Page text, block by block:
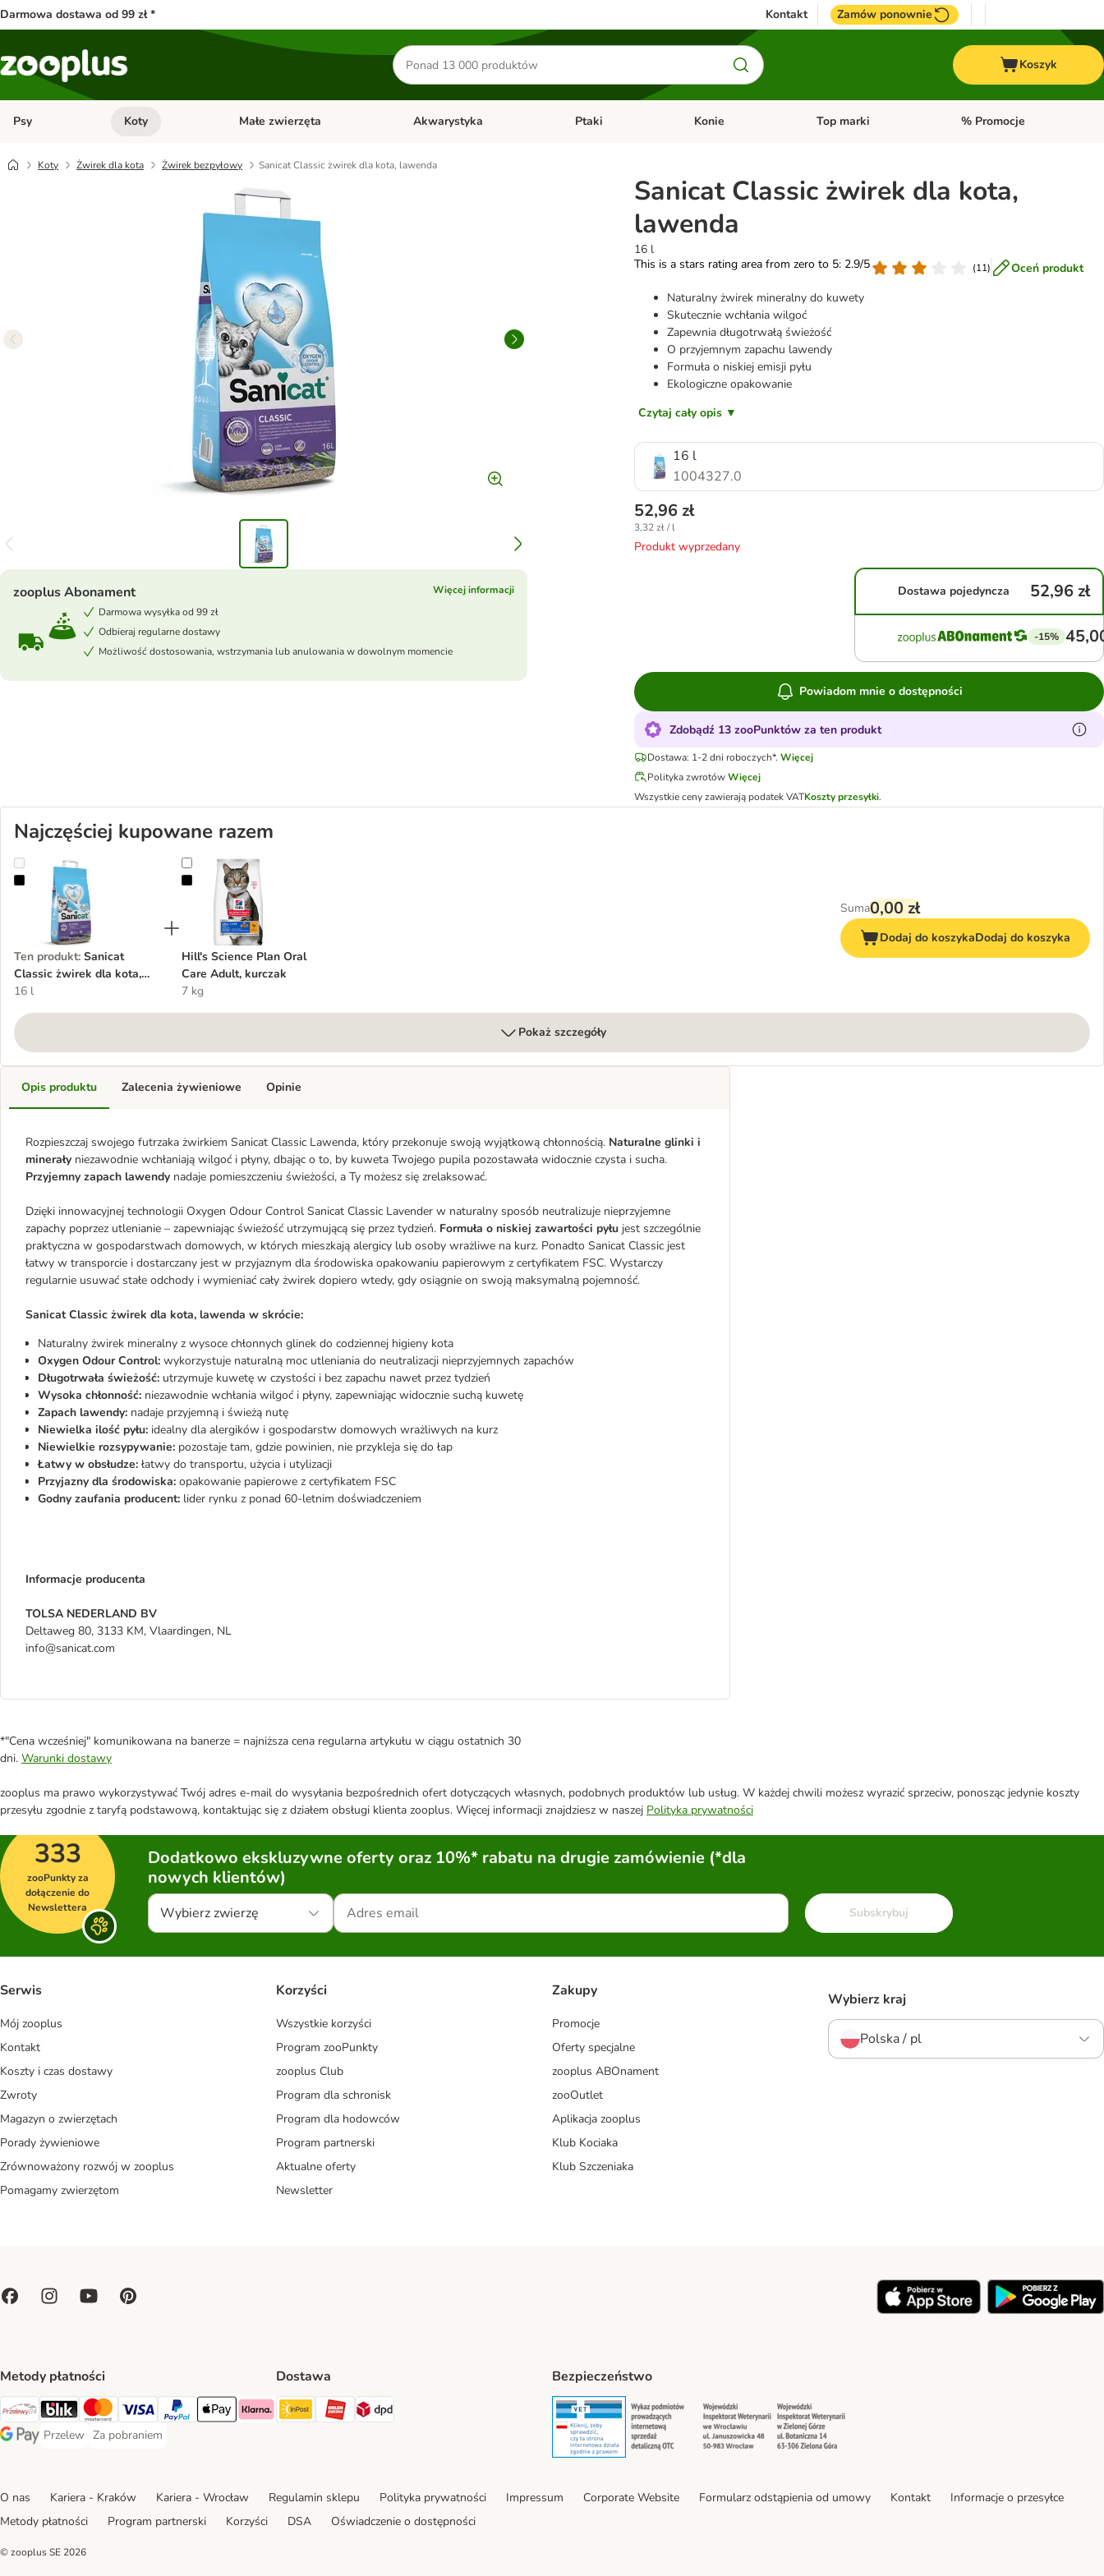
Darmowa dostawa od 99 zł * Kontakt Zamów ponownie
Szukaj
produktów
Koszyk
Psy Otwórz menu kategorii: Psy
Koty Otwórz menu kategorii: Koty
Małe zwierzęta Otwórz menu kategorii: Małe zwierzęta
Akwarystyka Otwórz menu kategorii: Akwarystyka
Ptaki Otwórz menu kategorii: Ptaki
Konie Otwórz menu kategorii: Konie
Top marki Otwórz menu kategorii: Top
% Promocje
Koty Żwirek dla kota Żwirek bezpyłowy Sanicat Classic żwirek dla kota, lawenda
Sanicat Classic żwirek dla kota,
lawenda
16 l
This is a stars rating area from zero to 5: 2.9/5
(11)
Oceń produkt
Naturalny żwirek mineralny do kuwety
Skutecznie wchłania wilgoć
Zapewnia długotrwałą świeżość
O przyjemnym zapachu lawendy
Formuła o niskiej emisji pyłu
Ekologiczne opakowanie
Czytaj cały opis ▼
zooplus Abonament
Więcej informacji
Darmowa wysyłka od 99 zł
Odbieraj regularne dostawy
Możliwość dostosowania, wstrzymania lub anulowania w dowolnym momencie
16 l
1004327.0
52,96 zł
3,32 zł / l
Produkt wyprzedany
Dostawa pojedyncza 52,96 zł
-15%
Powiadom mnie o dostępności
Zdobądź 13 zooPunktów za ten produkt
Dostawa: 1-2 dni roboczych*. Więcej
Polityka zwrotów Więcej
Wszystkie ceny zawierają podatek VATKoszty przesyłki.
Najczęściej kupowane razem
Sanicat Classic żwirek dla kota, lawenda
Ten produkt: Sanicat
Classic żwirek dla kota,
lawenda
16 l
Hill's Science Plan Oral Care Adult, kurczak
Hill's Science Plan Oral
Care Adult, kurczak
7 kg
Suma0,00 zł
Dodaj do koszykaDodaj do koszyka
Pokaż szczegóły
Opis produktu
Rozpieszczaj swojego futrzaka żwirkiem Sanicat Classic Lawenda, który przekonuje swoją wyjątkową chłonnością. Naturalne glinki i
minerały niezawodnie wchłaniają wilgoć i płyny, dbając o to, by kuweta Twojego pupila pozostawała widocznie czysta i sucha.
Przyjemny zapach lawendy nadaje pomieszczeniu świeżości, a Ty możesz się zrelaksować.
Dzięki innowacyjnej technologii Oxygen Odour Control Sanicat Classic Lavender w naturalny sposób neutralizuje nieprzyjemne
zapachy poprzez utlenianie – zapewniając świeżość utrzymującą się przez tydzień. Formuła o niskiej zawartości pyłu jest szczególnie
praktyczna w gospodarstwach domowych, w których mieszkają alergicy lub osoby wrażliwe na kurz. Ponadto Sanicat Classic jest
łatwy w transporcie i dostarczany jest w przyjaznym dla środowiska opakowaniu papierowym z certyfikatem FSC. Wystarczy
regularnie usuwać stałe odchody i wymieniać cały żwirek dopiero wtedy, gdy osiągnie on swoją maksymalną pojemność.
Sanicat Classic żwirek dla kota, lawenda w skrócie:
Naturalny żwirek mineralny z wysoce chłonnych glinek do codziennej higieny kota
Oxygen Odour Control: wykorzystuje naturalną moc utleniania do neutralizacji nieprzyjemnych zapachów
Długotrwała świeżość: utrzymuje kuwetę w czystości i bez zapachu nawet przez tydzień
Wysoka chłonność: niezawodnie wchłania wilgoć i płyny, zapewniając widocznie suchą kuwetę
Zapach lawendy: nadaje przyjemną i świeżą nutę
Niewielka ilość pyłu: idealny dla alergików i gospodarstw domowych wrażliwych na kurz
Niewielkie rozsypywanie: pozostaje tam, gdzie powinien, nie przykleja się do łap
Łatwy w obsłudze: łatwy do transportu, użycia i utylizacji
Przyjazny dla środowiska: opakowanie papierowe z certyfikatem FSC
Godny zaufania producent: lider rynku z ponad 60-letnim doświadczeniem
Informacje producenta
TOLSA NEDERLAND BV
Deltaweg 80, 3133 KM, Vlaardingen, NL
info@sanicat.com
Zalecenia żywieniowe Opinie
*"Cena wcześniej" komunikowana na banerze = najniższa cena regularna artykułu w ciągu ostatnich 30
dni. Warunki dostawy
zooplus ma prawo wykorzystywać Twój adres e-mail do wysyłania bezpośrednich ofert dotyczących własnych, podobnych produktów lub usług. W każdej chwili możesz wyrazić sprzeciw, ponosząc jedynie koszty
przesyłu zgodnie z taryfą podstawową, kontaktując się z działem obsługi klienta zooplus. Więcej informacji znajdziesz w naszej Polityka prywatności
333
zooPunkty za
dołączenie do
Newslettera
Dodatkowo ekskluzywne oferty oraz 10%* rabatu na drugie zamówienie (*dla
nowych klientów)
Wybierz zwierzę Subskrybuj
Serwis
Mój zooplus
Kontakt
Koszty i czas dostawy
Zwroty
Magazyn o zwierzętach
Porady żywieniowe
Zrównoważony rozwój w zooplus
Pomagamy zwierzętom
Korzyści
Wszystkie korzyści
Program zooPunkty
zooplus Club
Program dla schronisk
Program dla hodowców
Program partnerski
Aktualne oferty
Newsletter
Zakupy
Promocje
Oferty specjalne
zooplus ABOnament
zooOutlet
Aplikacja zooplus
Klub Kociaka
Klub Szczeniaka
Wybierz kraj
Polska / pl
Metody płatności
Przelewy24 Payment Method
Blik Payment Method
MasterCard Payment Method
Visa Payment Method
PayPal Payment Method
Apple Pay Payment Method
Klarna Payment Method
Google Pay Payment Method
Przelew
Przelew Payment Method
Za pobraniem
Za pobraniem Payment Method
Dostawa
Paczkomat® Shipping Method
ORLEN Paczka Shipping Method
Bezpieczeństwo
Security Security Security
O nas Kariera - Kraków Kariera - Wrocław Regulamin sklepu Polityka prywatności Impressum Corporate Website Formularz odstąpienia od umowy Kontakt
Informacje o przesyłce
Metody płatności
Program partnerski Korzyści DSA Oświadczenie o dostępności
© zooplus SE 2026